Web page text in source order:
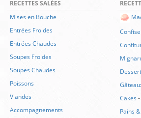
RECETTES SALÉES
Mises en Bouche
Entrées Froides
Entrées Chaudes
Soupes Froides
Soupes Chaudes
Poissons
Viandes
Accompagnements
Cakes-
Pains